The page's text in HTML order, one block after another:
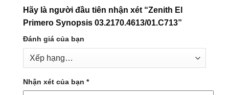
Hãy là người đầu tiên nhận xét “Zenith El
Primero Synopsis 03.2170.4613/01.C713”
Đánh giá của bạn
Nhận xét của bạn *